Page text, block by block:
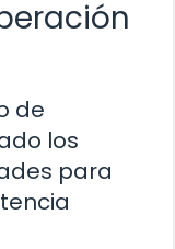
de
los
para